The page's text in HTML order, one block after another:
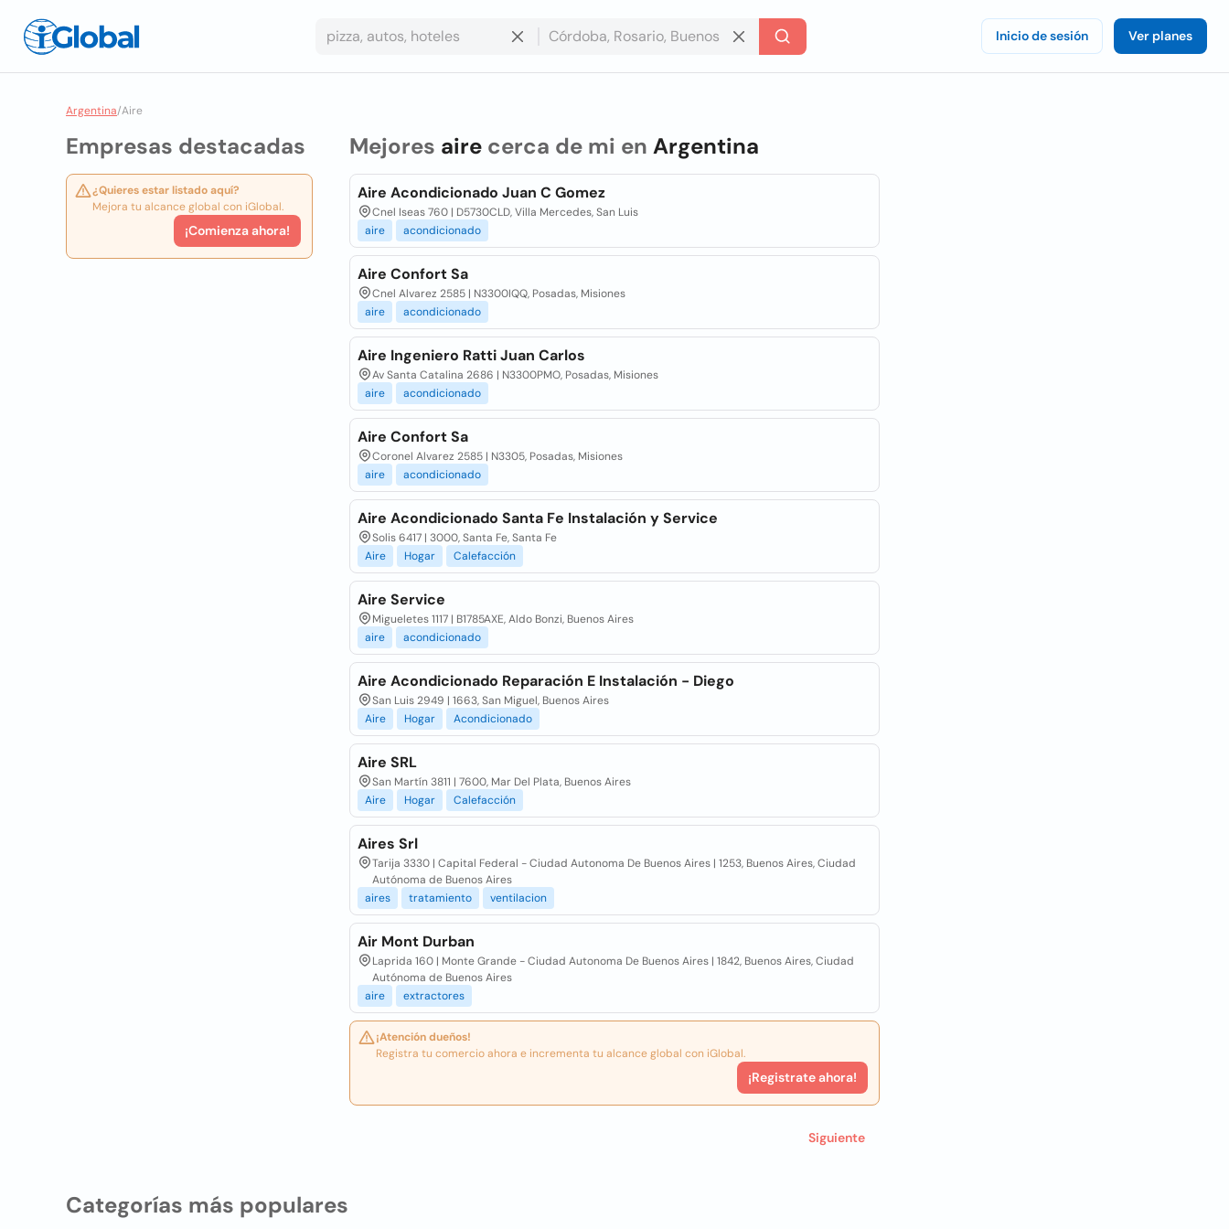
Inicio de sesión Ver planes
Argentina/Aire
Empresas destacadas
¿Quieres estar listado aquí?
Mejora tu alcance global con iGlobal.
¡Comienza ahora!
Mejores airecerca de mi en Argentina
Aire Acondicionado Juan C Gomez
Cnel Iseas 760 | D5730CLD, Villa Mercedes, San Luis
aire
acondicionado
Aire Confort Sa
Cnel Alvarez 2585 | N3300IQQ, Posadas, Misiones
aire
acondicionado
Aire Ingeniero Ratti Juan Carlos
Av Santa Catalina 2686 | N3300PMO, Posadas, Misiones
aire
acondicionado
Aire Confort Sa
Coronel Alvarez 2585 | N3305, Posadas, Misiones
aire
acondicionado
Aire Acondicionado Santa Fe Instalación y Service
Solis 6417 | 3000, Santa Fe, Santa Fe
Aire
Hogar Calefacción
Aire Service
Migueletes 1117 | B1785AXE, Aldo Bonzi, Buenos Aires
aire
acondicionado
Aire Acondicionado Reparación E Instalación - Diego
San Luis 2949 | 1663, San Miguel, Buenos Aires
Aire
Hogar Acondicionado
Aire SRL
San Martín 3811 | 7600, Mar Del Plata, Buenos Aires
Aire
Hogar Calefacción
Aires Srl
Tarija 3330 | Capital Federal - Ciudad Autonoma De Buenos Aires | 1253, Buenos Aires, Ciudad
Autónoma de Buenos Aires
aires
tratamiento ventilacion
Air Mont Durban
Laprida 160 | Monte Grande - Ciudad Autonoma De Buenos Aires | 1842, Buenos Aires, Ciudad
Autónoma de Buenos Aires
aire
extractores
¡Atención dueños!
Registra tu comercio ahora e incrementa tu alcance global con iGlobal.
¡Registrate ahora!
Siguiente
Categorías más populares